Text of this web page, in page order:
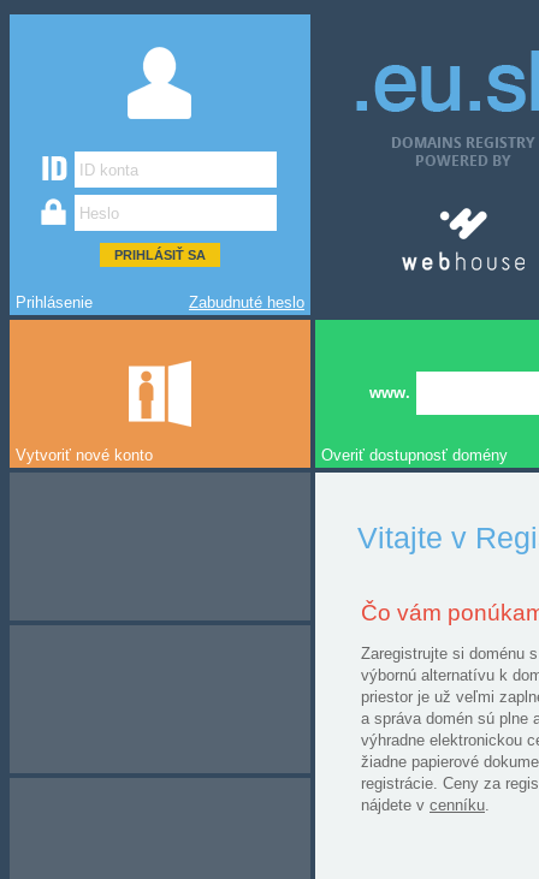
Prihlásenie Zabudnuté heslo
Vytvoriť nové konto Overiť dostupnosť domény
www.
Vitajte v
Čo vám
Zaregistrujte si doménu
výbornú alternatívu k
priestor je už veľmi
a správa domén sú plne
výhradne elektronickou
žiadne papierové
registrácie. Ceny za
nájdete v cenníku.